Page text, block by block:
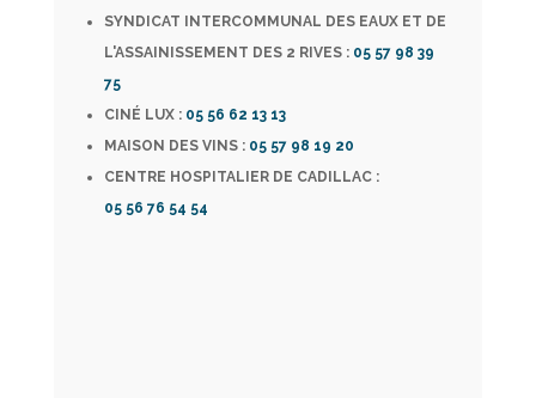
SYNDICAT INTERCOMMUNAL DES EAUX ET DE
L'ASSAINISSEMENT DES 2 RIVES : 05 57 98 39
75
CINÉ LUX : 05 56 62 13 13
MAISON DES VINS : 05 57 98 19 20
CENTRE HOSPITALIER DE CADILLAC :
05 56 76 54 54